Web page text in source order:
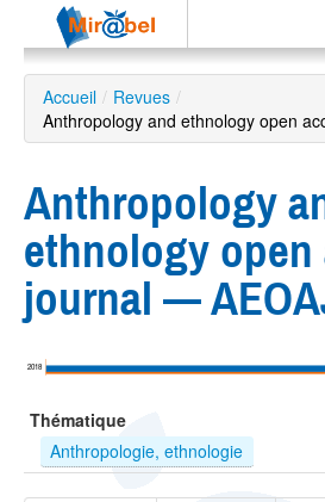
Le réseau
Soutien
Recherche
avancée
ES
?
Accueil / Revues /
Anthropology and ethnology open
Anthropology
ethnology open
journal —
2018
Thématique
Anthropologie, ethnologie